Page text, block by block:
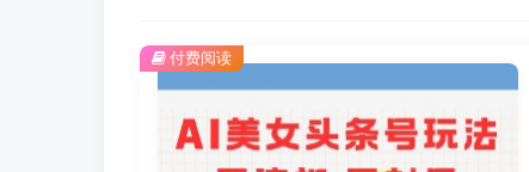
付费阅读